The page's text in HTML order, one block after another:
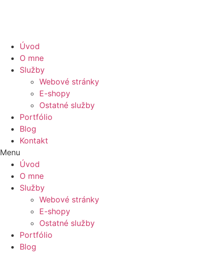
Úvod
O mne
Služby
Webové stránky
E-shopy
Ostatné služby
Portfólio
Blog
Kontakt
Menu
Úvod
O mne
Služby
Webové stránky
E-shopy
Ostatné služby
Portfólio
Blog